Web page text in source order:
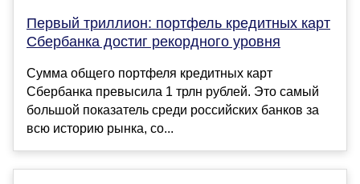
Первый триллион: портфель кредитных карт
Сбербанка достиг рекордного уровня
Сумма общего портфеля кредитных карт
Сбербанка превысила 1 трлн рублей. Это самый
большой показатель среди российских банков за
всю историю рынка, со...